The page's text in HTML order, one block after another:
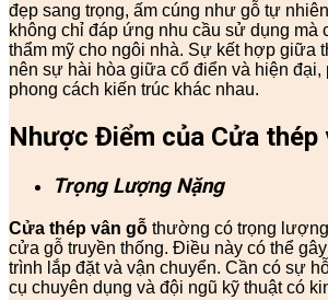
đẹp sang trọng, ấm cúng như gỗ tự
không chỉ đáp ứng nhu cầu sử dụng mà
thẩm mỹ cho ngôi nhà. Sự kết hợp giữa
nên sự hài hòa giữa cổ điển và hiện
phong cách kiến trúc khác nhau.
Nhược Điểm của Cửa thép
Trọng Lượng Nặng
Cửa thép vân gỗ thường có trọng
cửa gỗ truyền thống. Điều này có thể
trình lắp đặt và vận chuyển. Cần có sự
cụ chuyên dụng và đội ngũ kỹ thuật có